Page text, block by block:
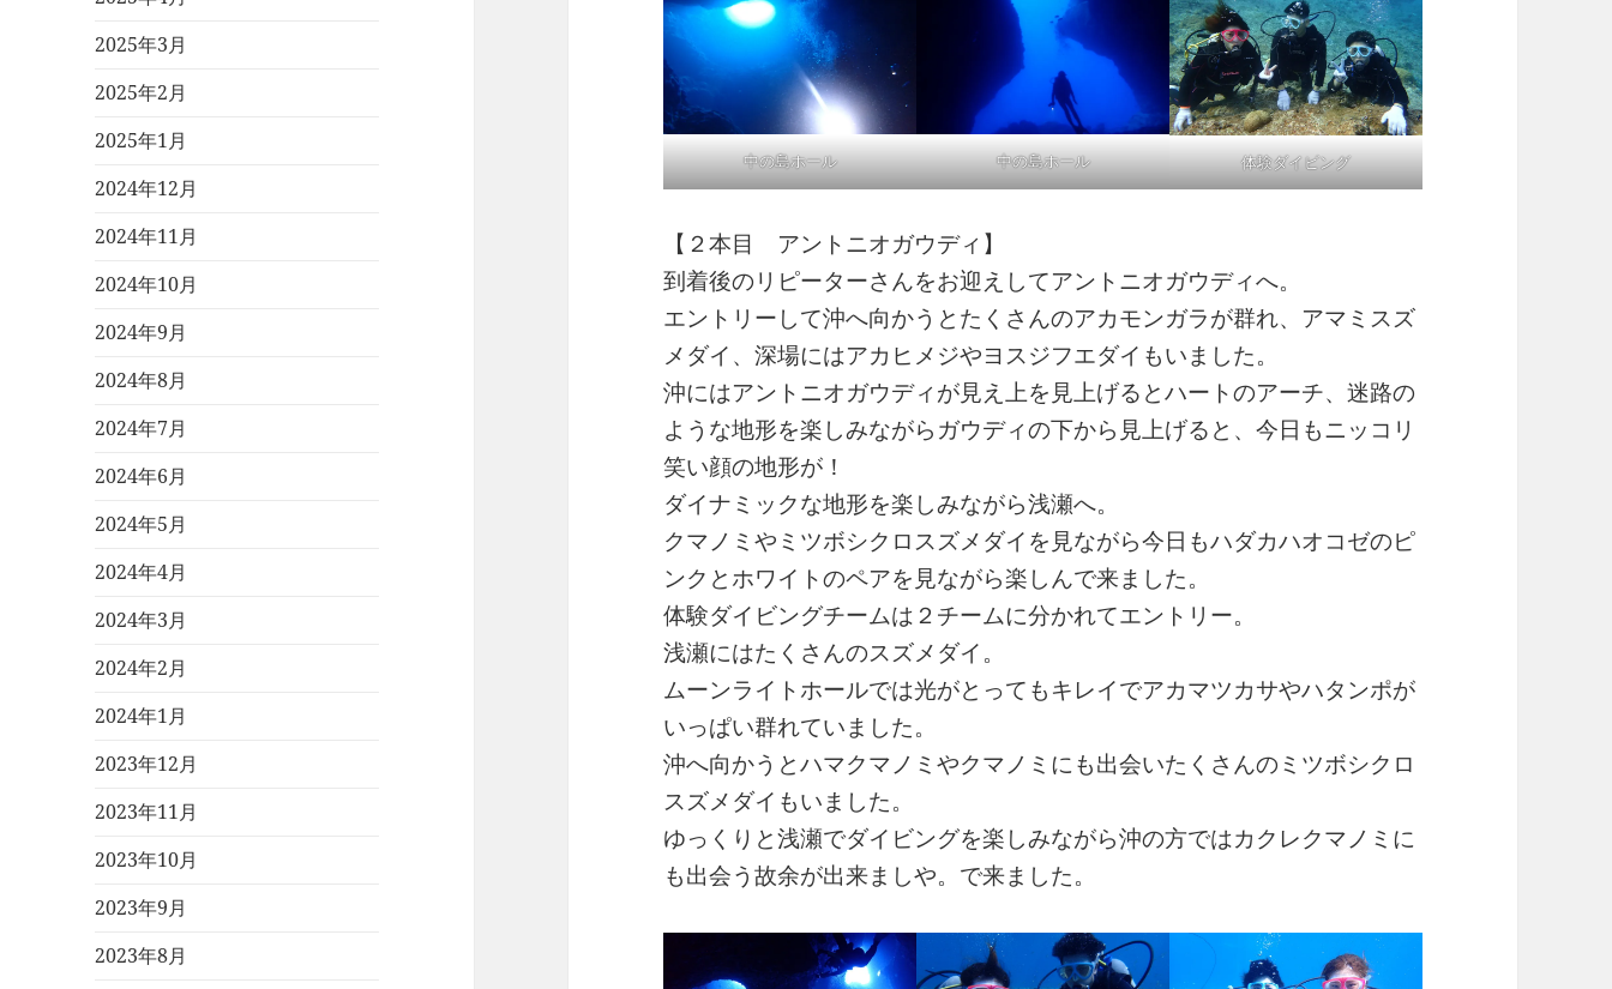
2025年3月
2025年2月
2025年1月
2024年12月
2024年11月
2024年10月
2024年9月
2024年8月
2024年7月
2024年6月
2024年5月
2024年4月
2024年3月
2024年2月
2024年1月
2023年12月
2023年11月
2023年10月
2023年9月
2023年8月
中の島ホール 中の島ホール 体験ダイビング
【２本目 アントニオガウディ】
到着後のリピーターさんをお迎えしてアントニオガウディへ。
エントリーして沖へ向かうとたくさんのアカモンガラが群れ、アマミスズ
メダイ、深場にはアカヒメジやヨスジフエダイもいました。
沖にはアントニオガウディが見え上を見上げるとハートのアーチ、迷路の
ような地形を楽しみながらガウディの下から見上げると、今日もニッコリ
笑い顔の地形が！
ダイナミックな地形を楽しみながら浅瀬へ。
クマノミやミツボシクロスズメダイを見ながら今日もハダカハオコゼのピ
ンクとホワイトのペアを見ながら楽しんで来ました。
体験ダイビングチームは２チームに分かれてエントリー。
浅瀬にはたくさんのスズメダイ。
ムーンライトホールでは光がとってもキレイでアカマツカサやハタンポが
いっぱい群れていました。
沖へ向かうとハマクマノミやクマノミにも出会いたくさんのミツボシクロ
スズメダイもいました。
ゆっくりと浅瀬でダイビングを楽しみながら沖の方ではカクレクマノミに
も出会う故余が出来ましや。で来ました。